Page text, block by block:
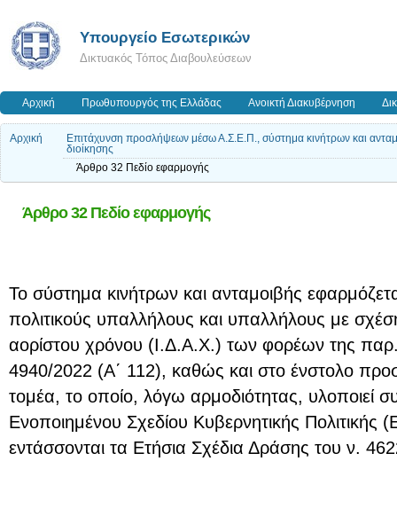
Υπουργείο Εσωτερικών
Δικτυακός Τόπος Διαβουλεύσεων
Αρχική Πρωθυπουργός της Ελλάδας Ανοικτή Διακυβέρνηση
Αρχική
Επιτάχυνση προσλήψεων μέσω Α.Σ.Ε.Π., σύστημα κινήτρων και
διοίκησης
Άρθρο 32 Πεδίο εφαρμογής
Άρθρο 32 Πεδίο εφαρμογής
Το σύστημα κινήτρων και ανταμοιβής
πολιτικούς υπαλλήλους και υπαλλήλους με σχέση
αορίστου χρόνου (Ι.Δ.Α.Χ.) των φορέων της
4940/2022 (Α΄ 112), καθώς και στο ένστολο
τομέα, το οποίο, λόγω αρμοδιότητας, υλοποιεί
Ενοποιημένου Σχεδίου Κυβερνητικής
εντάσσονται τα Ετήσια Σχέδια Δράσης του ν.